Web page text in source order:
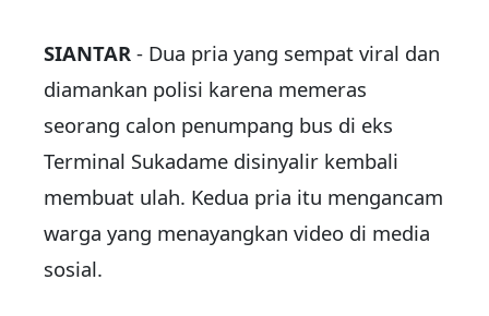
SIANTAR - Dua pria yang sempat viral dan
diamankan polisi karena memeras
seorang calon penumpang bus di eks
Terminal Sukadame disinyalir kembali
membuat ulah. Kedua pria itu mengancam
warga yang menayangkan video di media
sosial.